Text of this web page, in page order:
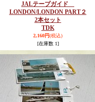
JALテープガイド
LONDON/LONDON PART２
2本セット
TDK
2,160円(税込)
[在庫数 1]